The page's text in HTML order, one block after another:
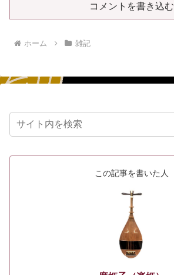
コメントを書き込む
ホーム 雑記
この記事を書いた人